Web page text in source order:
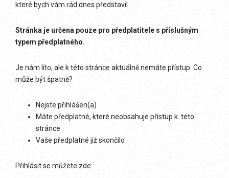
které bych vám rád dnes představil . . .
Stránka je určena pouze pro předplatitele s příslušným
typem předplatného.
Je nám líto, ale k této stránce aktuálně nemáte přístup. Co
může být špatně?
Nejste přihlášen(a)
Máte předplatné, které neobsahuje přístup k této
stránce
Vaše předplatné již skončilo
Přihlásit se můžete zde: